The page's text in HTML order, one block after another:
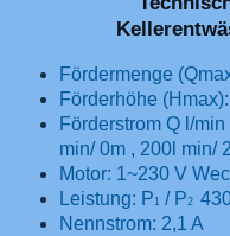
Fördermenge
Förderhöhe
Förderstrom Q l/
min/ 0m , 200l min/
Motor: 1~230 V
Leistung: P 1 / P2
Nennstrom: 2,1 A